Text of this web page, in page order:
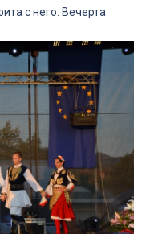
с него. Вечерта